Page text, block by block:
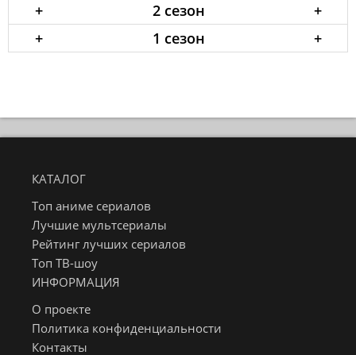
+
2 сезон
+
+
1 сезон +
КАТАЛОГ
Топ аниме сериалов
Лучшие мультсериалы
Рейтинг лучших сериалов
Топ ТВ-шоу
ИНФОРМАЦИЯ
О проекте
Политика конфиденциальности
Контакты